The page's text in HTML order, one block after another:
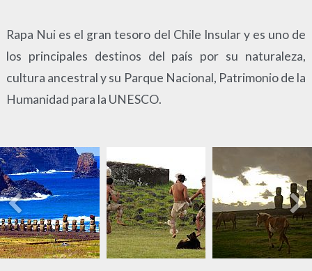
Rapa Nui es el gran tesoro del Chile Insular y es uno de
los principales destinos del país por su naturaleza,
cultura ancestral y su Parque Nacional, Patrimonio de la
Humanidad para la UNESCO.